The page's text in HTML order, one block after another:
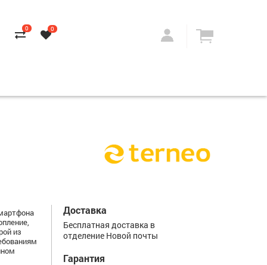
0 0
из
Доставка
Бесплатная доставка в
отделение Новой почты
Гарантия